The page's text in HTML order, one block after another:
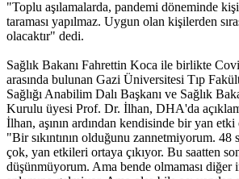
"Toplu aşılamalarda, pandemi döneminde
taraması yapılmaz. Uygun olan kişilerden
olacaktır" dedi.
Sağlık Bakanı Fahrettin Koca ile birlikte
arasında bulunan Gazi Üniversitesi Tıp
Sağlığı Anabilim Dalı Başkanı ve Sağlık
Kurulu üyesi Prof. Dr. İlhan, DHA'da
İlhan, aşının ardından kendisinde bir yan etki
"Bir sıkıntının olduğunu zannetmiyorum. 48
çok, yan etkileri ortaya çıkıyor. Bu saatten
düşünmüyorum. Ama bende olmaması diğer